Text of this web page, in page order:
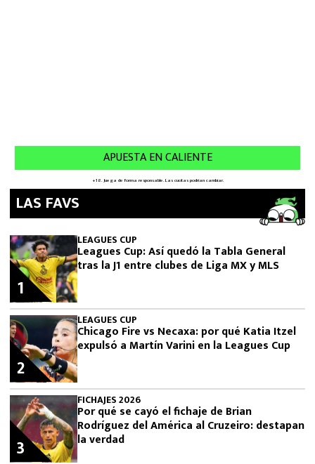
LAS FAVS
LEAGUES CUP
Leagues Cup: Así quedó la Tabla General
tras la J1 entre clubes de Liga MX y MLS
1
LEAGUES CUP
Chicago Fire vs Necaxa: por qué Katia Itzel
expulsó a Martín Varini en la Leagues Cup
2
FICHAJES 2026
Por qué se cayó el fichaje de Brian
Rodríguez del América al Cruzeiro: destapan
la verdad
3